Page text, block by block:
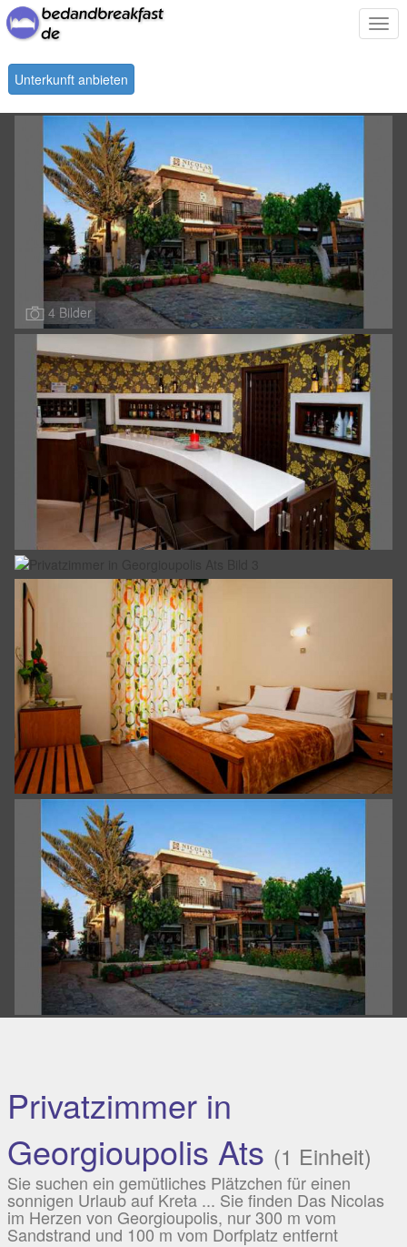
Unterkunft anbieten
4 Bilder
Privatzimmer in
Georgioupolis Ats (1 Einheit)
Sie suchen ein gemütliches Plätzchen für einen
sonnigen Urlaub auf Kreta ... Sie finden Das Nicolas
im Herzen von Georgioupolis, nur 300 m vom
Sandstrand und 100 m vom Dorfplatz entfernt